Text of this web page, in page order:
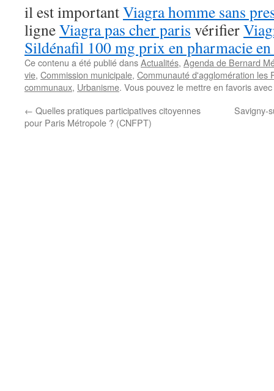
il est importantViagra homme sans
ligneViagra pas cher paris vérifier
Sildénafil 100 mg prix en pharmacie en
Ce contenu a été publié dansActualités, Agenda de Bernard
vie, Commission municipale, Communauté d'agglomération les
communaux, Urbanisme. Vous pouvez le mettre en favoris avec
← Quelles pratiques participatives citoyennes
pour Paris Métropole ? (CNFPT)
Savigny-